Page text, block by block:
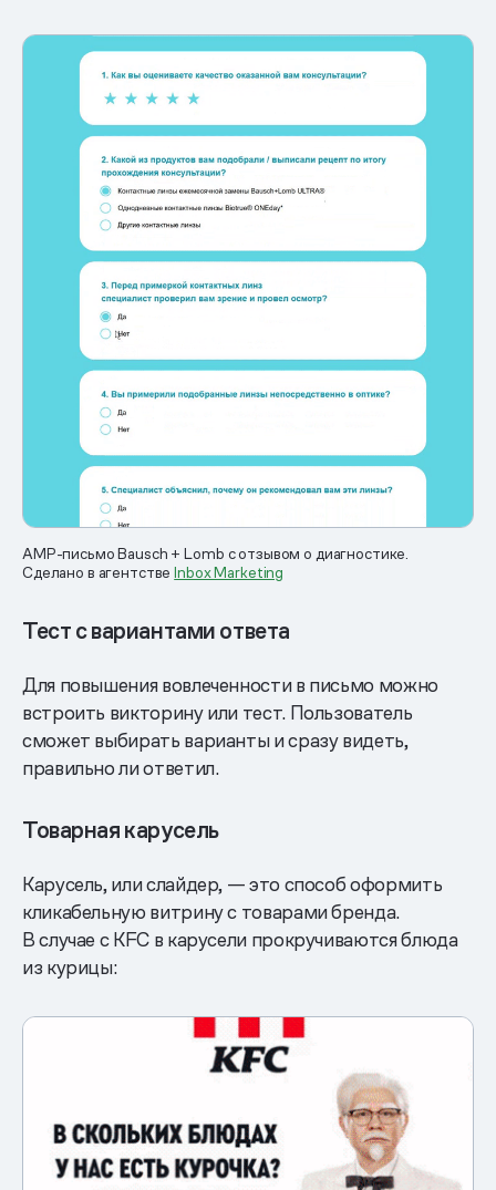
AMP-письмо Bausch + Lomb с отзывом о диагностике.
Сделано в агентствеInbox Marketing
Тест с вариантами ответа
Для повышения вовлеченности в письмо можно
встроить викторину или тест. Пользователь
сможет выбирать варианты и сразу видеть,
правильно ли ответил.
Товарная карусель
Карусель, или слайдер, — это способ оформить
кликабельную витрину с товарами бренда.
В случае с KFC в карусели прокручиваются блюда
из курицы: